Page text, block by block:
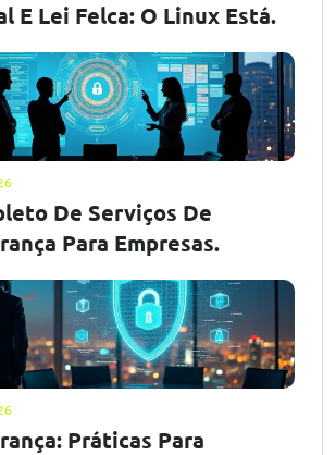
E Lei Felca: O Linux Está.
De Serviços De
Para Empresas.
Práticas Para